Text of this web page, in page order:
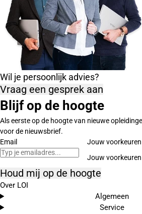
Wil je persoonlijk advies?
Vraag een gesprek aan
Blijf op de hoogte
Als eerste op de hoogte van nieuwe
voor de nieuwsbrief.
Email
Jouw voorkeuren
Houd mij op de hoogte
Over LOI
Algemeen
Service